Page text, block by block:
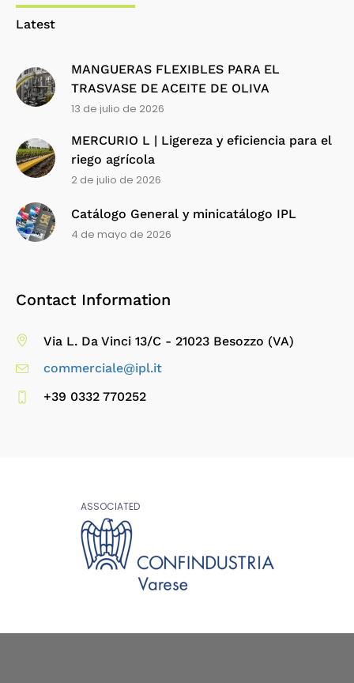
Latest
MANGUERAS FLEXIBLES PARA EL
TRASVASE DE ACEITE DE OLIVA
13 de julio de 2026
MERCURIO L | Ligereza y eficiencia para el
riego agrícola
2 de julio de 2026
Catálogo General y minicatálogo IPL
4 de mayo de 2026
Contact Information
Via L. Da Vinci 13/C - 21023 Besozzo (VA)
commerciale@ipl.it
+39 0332 770252
ASSOCIATED